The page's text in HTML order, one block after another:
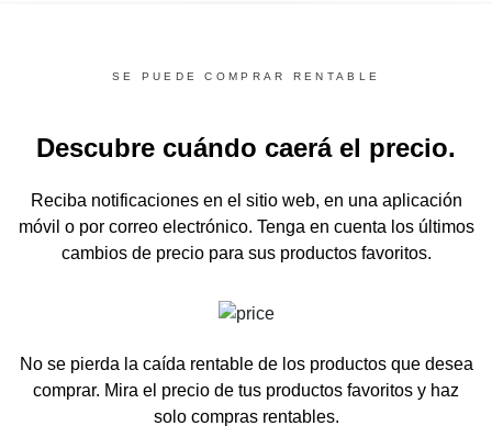
SE PUEDE COMPRAR RENTABLE
Descubre cuándo caerá el precio.
Reciba notificaciones en el sitio web, en una aplicación
móvil o por correo electrónico. Tenga en cuenta los últimos
cambios de precio para sus productos favoritos.
No se pierda la caída rentable de los productos que desea
comprar. Mira el precio de tus productos favoritos y haz
solo compras rentables.